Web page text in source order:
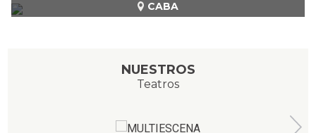
CABA
NUESTROS
Teatros